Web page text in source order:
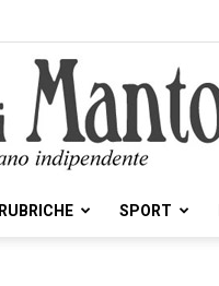
RUBRICHE SPORT